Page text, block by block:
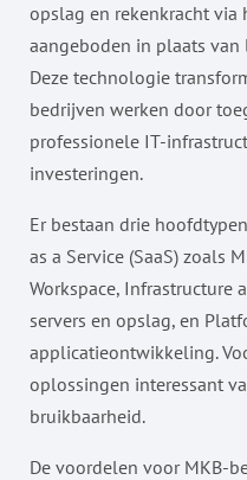
opslag en rekenkracht via
aangeboden in plaats van
Deze technologie
bedrijven werken door
professionele IT-
investeringen.
Er bestaan drie hoofdtypen
as a Service (SaaS) zoals
Workspace, Infrastructure
servers en opslag, en
applicatieontwikkeling.
oplossingen interessant
bruikbaarheid.
De voordelen voor MKB-